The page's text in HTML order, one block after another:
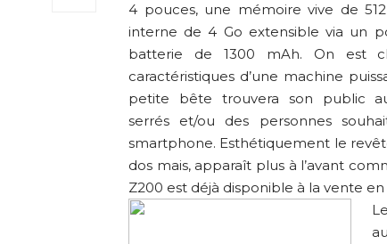
4 pouces, une mémoire vive de
interne de 4 Go extensible via un
batterie de 1300 mAh. On est
caractéristiques d’une machine
petite bête trouvera son public
serrés et/ou des personnes
smartphone. Esthétiquement le
dos mais, apparaît plus à l’avant
Z200 est déjà disponible à la vente